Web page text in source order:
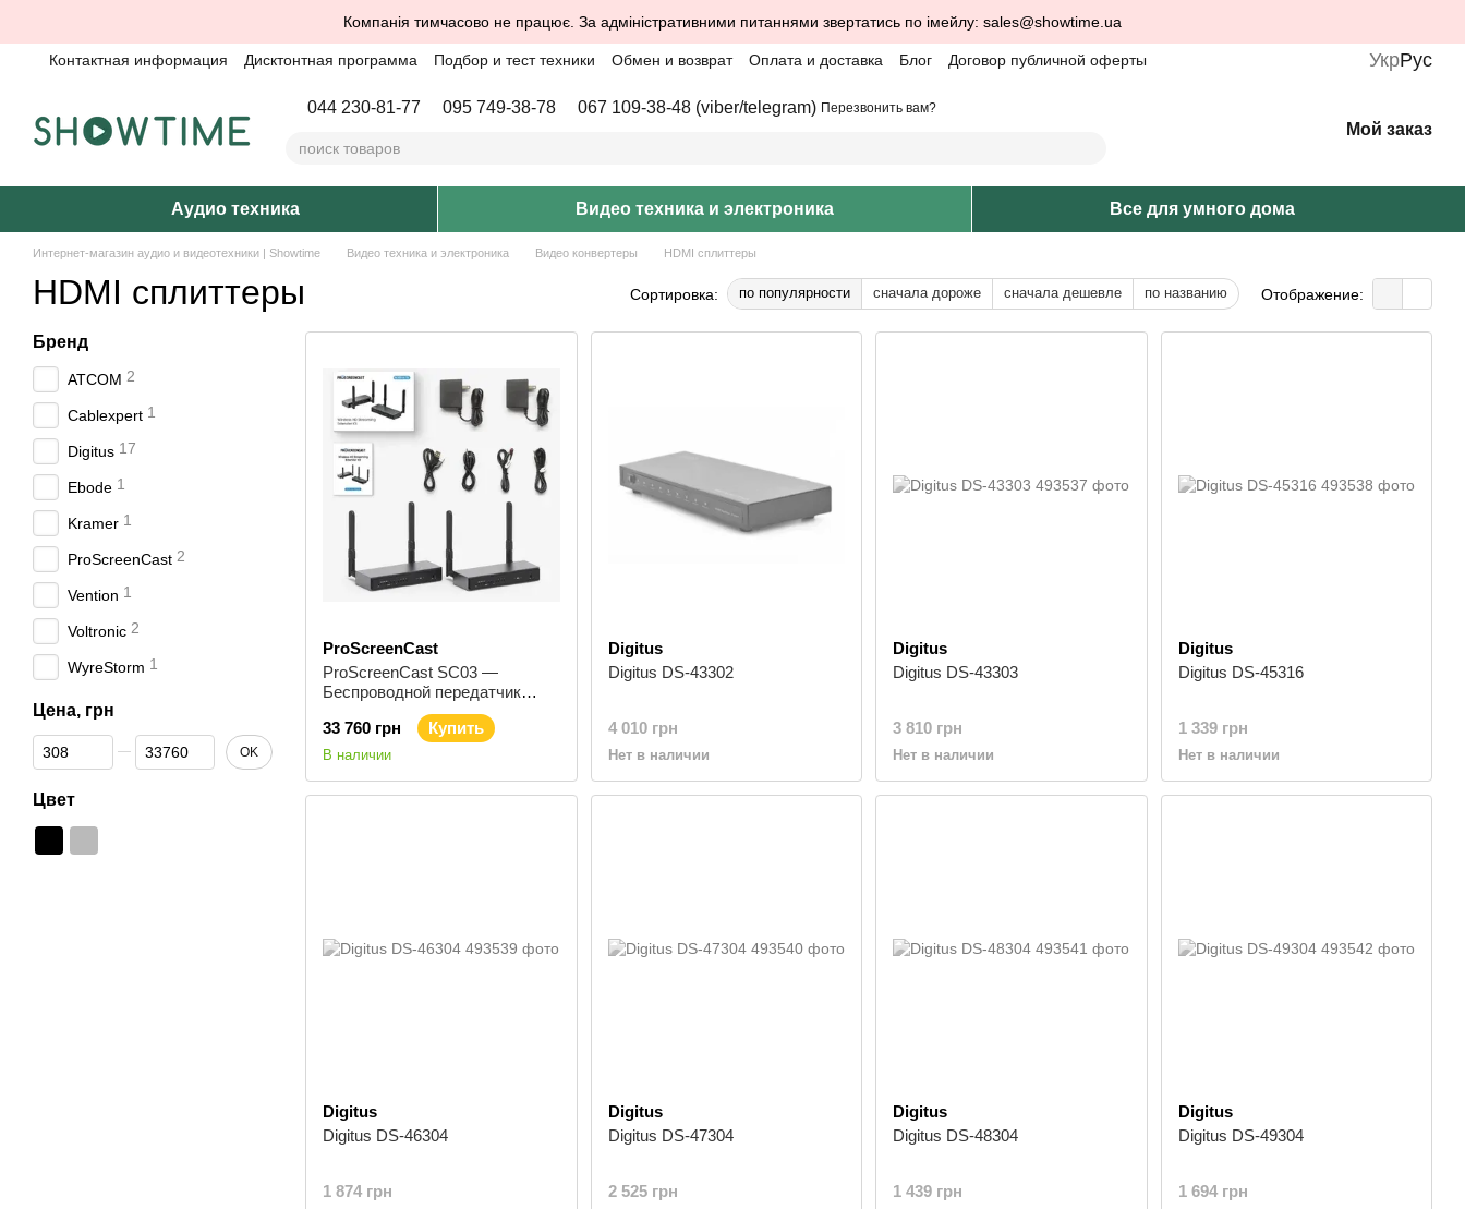
Компанія тимчасово не працює. За адміністративними питаннями звертатись по імейлу: sales@showtime.ua
Контактная информация Дисктонтная программа Подбор и тест техники Обмен и возврат Оплата и доставка Блог Договор публичной оферты УкрРус
044 230-81-77 095 749-38-78 067 109-38-48 (viber/telegram) Перезвонить вам?
Мой заказ
Аудио техника Видео техника и электроника Все для умного дома
Интернет-магазин аудио и видеотехники | Showtime Видео техника и электроника Видео конвертеры HDMI сплиттеры
HDMI сплиттеры Сортировка: по популярности сначала дороже сначала дешевле по названию Отображение:
ProScreenCast
ProScreenCast SC03 —
Беспроводной передатчик
HDMI-удлинитель Full HD
1080P 60 Гц 200 м
33 760 грн Купить
В наличии
Digitus
Digitus DS-43302
4 010 грн
Нет в наличии
Digitus
Digitus DS-43303
3 810 грн
Нет в наличии
Digitus
Digitus DS-45316
1 339 грн
Нет в наличии
Digitus
Digitus DS-46304
1 874 грн
Digitus
Digitus DS-47304
2 525 грн
Digitus
Digitus DS-48304
1 439 грн
Digitus
Digitus DS-49304
1 694 грн
Бренд
ATCOM 2
Cablexpert 1
Digitus 17
Ebode 1
Kramer 1
ProScreenCast 2
Vention 1
Voltronic 2
WyreStorm 1
Цена, грн
От Цена, грн
До Цена, грн OK
Цвет